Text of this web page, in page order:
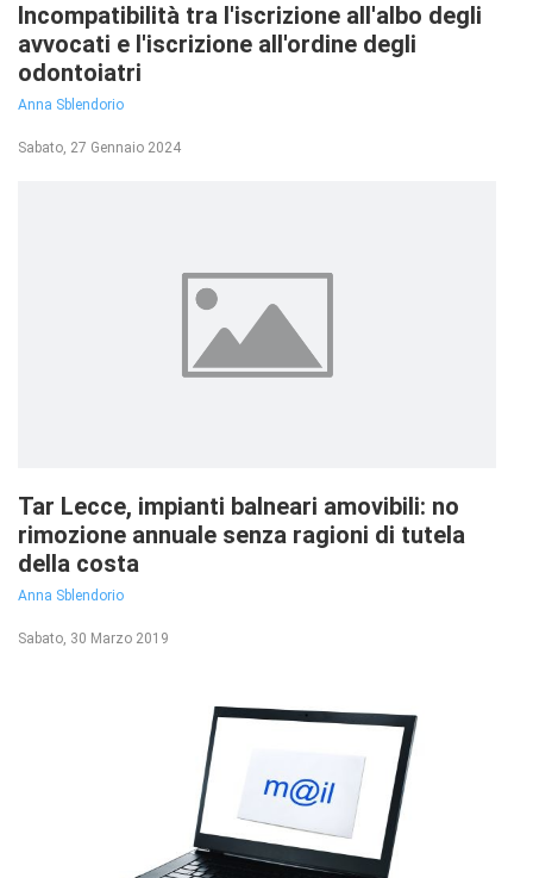
Incompatibilità tra l'iscrizione all'albo degli
avvocati e l'iscrizione all'ordine degli
odontoiatri
Anna Sblendorio
Sabato, 27 Gennaio 2024
Tar Lecce, impianti balneari amovibili: no
rimozione annuale senza ragioni di tutela
della costa
Anna Sblendorio
Sabato, 30 Marzo 2019